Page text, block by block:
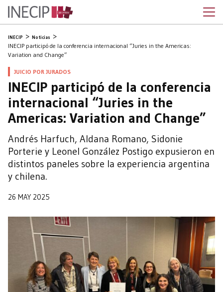
INECIP Noticias
INECIP participó de la conferencia internacional “Juries in the Americas:
Variation and Change”
JUICIO POR JURADOS
INECIP participó de la conferencia
internacional “Juries in the
Americas: Variation and Change”
Andrés Harfuch, Aldana Romano, Sidonie
Porterie y Leonel González Postigo expusieron en
distintos paneles sobre la experiencia argentina
y chilena.
26 MAY 2025